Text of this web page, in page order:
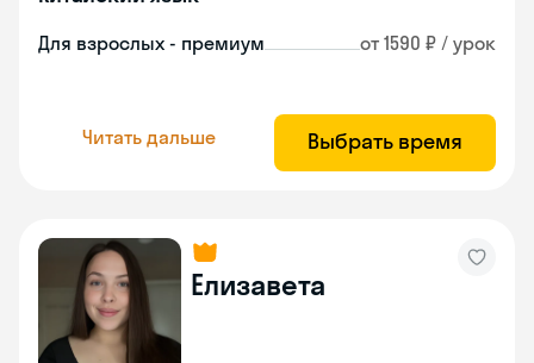
Для взрослых - премиум от 1590 ₽ / урок
Читать дальше Выбрать время
Елизавета